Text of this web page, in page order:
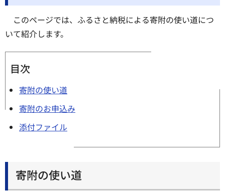
このページでは、ふるさと納税による寄附の使い道につ
いて紹介します。
目次
寄附の使い道
寄附のお申込み
添付ファイル
寄附の使い道